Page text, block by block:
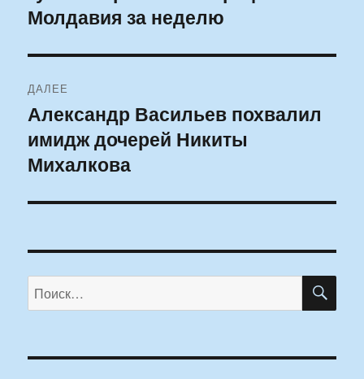
Молдавия за неделю
ДАЛЕЕ
Следующая
запись:
Александр Васильев похвалил
имидж дочерей Никиты
Михалкова
Искать: